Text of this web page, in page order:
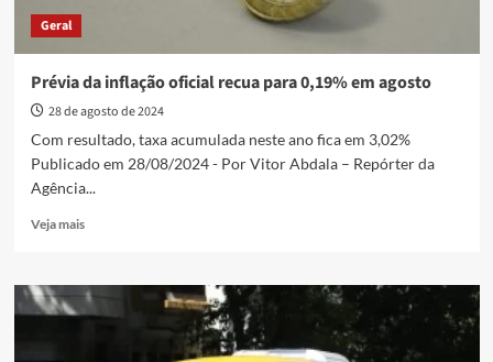
Geral
Prévia da inflação oficial recua para 0,19% em agosto
28 de agosto de 2024
Com resultado, taxa acumulada neste ano fica em 3,02%
Publicado em 28/08/2024 - Por Vitor Abdala – Repórter da
Agência...
Veja maisRead
Prévia
da